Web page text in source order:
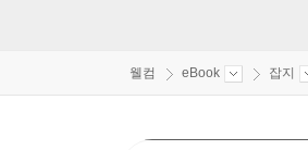
웰컴 eBook 잡지